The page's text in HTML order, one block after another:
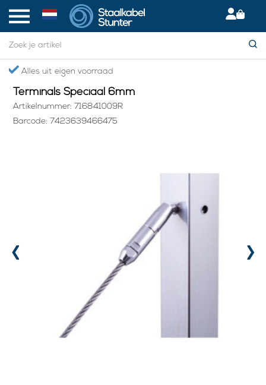
Alles uit eigen voorraad
Home > Terminals Speciaal 6mm
Terminals Speciaal 6mm
Artikelnummer: 716841009R
Barcode: 7423639466475
‹ ›